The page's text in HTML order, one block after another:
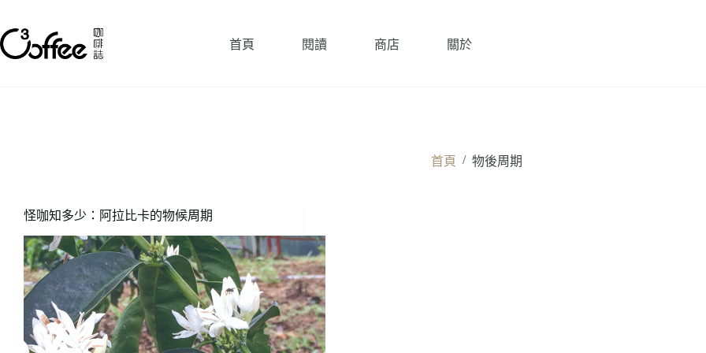
至
主
首頁 閱讀 商店 關於
首頁 / 物後周期
怪咖知多少：阿拉比卡的物候周期